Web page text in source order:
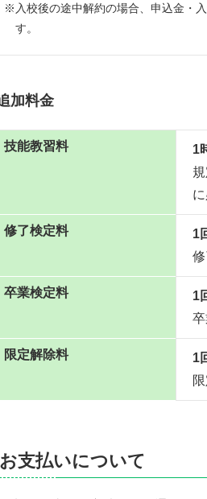
※入校後の途中解約の場合、申込金・
す。
加料金
技能教習料
1
修了検定料
1
卒業検定料
1
限定解除料
1
お支払いについて